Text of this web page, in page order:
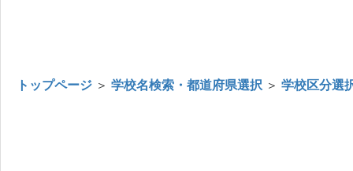
トップページ ＞ 学校名検索・都道府県選択 ＞ 学校区分選